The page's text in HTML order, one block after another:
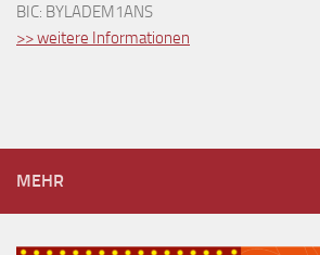
BIC: BYLADEM1ANS
>> weitere Informationen
MEHR